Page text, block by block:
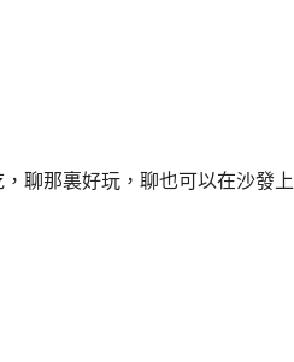
聊那裏好玩，聊也可以在沙發上